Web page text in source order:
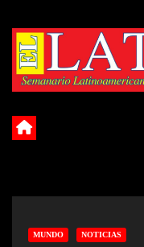
content
MUNDO NOTICIAS